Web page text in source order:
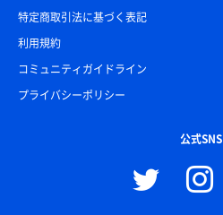
特定商取引法に基づく表記
利用規約
コミュニティガイドライン
プライバシーポリシー
公式SNS